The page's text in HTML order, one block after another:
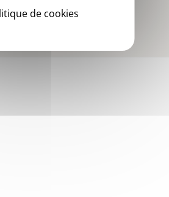
Disclaimer
Digital accessibility
de cookies